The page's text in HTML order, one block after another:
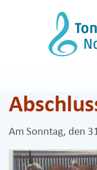
Am Sonntag, den